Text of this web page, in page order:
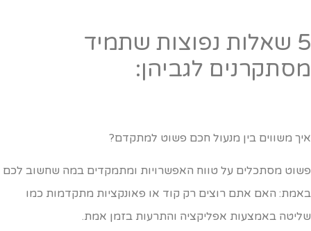
5 שאלות נפוצות שתמיד
לגביהן:
משווים בין מנעול חכם פשוט למתקדם?
מסתכלים על טווח האפשרויות ומתמקדים במה שחשוב לכם
האם אתם רוצים רק קוד או פאונקציות מתקדמות כמו
באמצעות אפליקציה והתרעות בזמן אמת.